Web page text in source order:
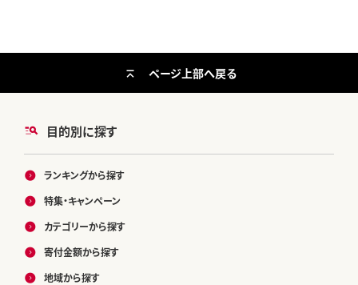
目的別に探す
ランキングから探す
特集・キャンペーン
カテゴリーから探す
寄付金額から探す
地域から探す
ページ上部へ戻る